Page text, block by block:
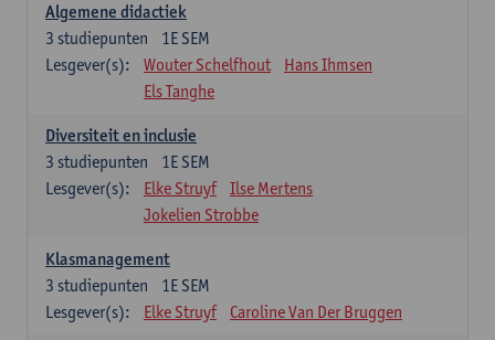
Algemene didactiek
1E SEM
3 studiepunten
Lesgever(s):
Wouter Schelfhout
Hans Ihmsen
Els Tanghe
Diversiteit en inclusie
1E SEM
3 studiepunten
Lesgever(s):
Elke Struyf
Ilse Mertens
Jokelien Strobbe
Klasmanagement
1E SEM
3 studiepunten
Lesgever(s):
Elke Struyf Caroline Van Der Bruggen